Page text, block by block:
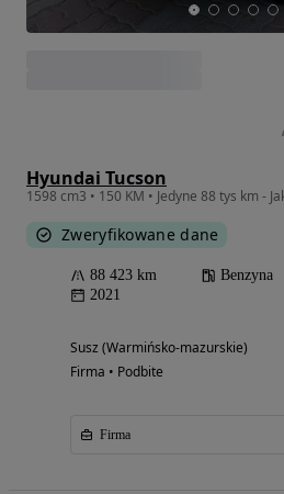
Hyundai Tucson
Zweryfikowane dane
88 423 km Benzyna
2021
Susz (Warmińsko-mazurskie)
Firma • Podbite
Firma